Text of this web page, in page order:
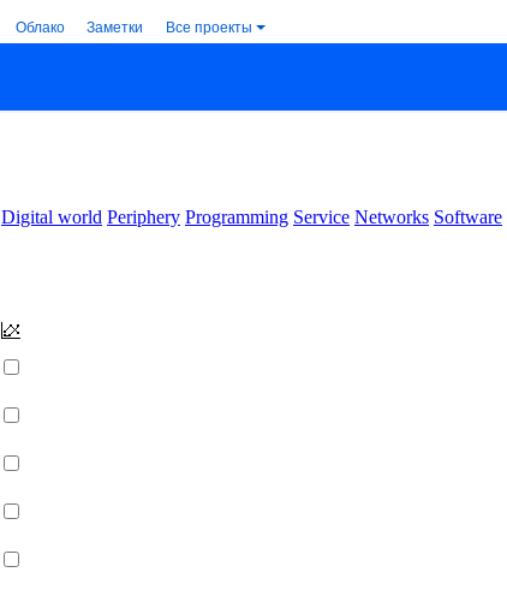
Облако Заметки Все проекты
Digital world Periphery Programming Service Networks Software